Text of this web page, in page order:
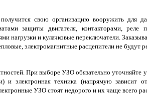
свою организацию вооружить для
защиты двигателя, контакторами, реле
нагрузки и кулачковые переключатели.
электромагнитные расцепители не будут
При выборе УЗО обязательно уточняйте
электронная техника (напрямую зависит
УЗО стоят недорого и их чаще всего